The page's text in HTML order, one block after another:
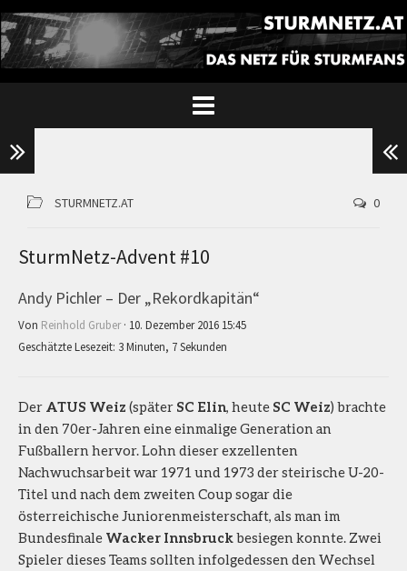
STURMNETZ.AT 0
SturmNetz-Advent #10
Andy Pichler – Der „Rekordkapitän“
Von Reinhold Gruber· 10. Dezember 2016 15:45
Geschätzte Lesezeit: 3 Minuten, 7 Sekunden
Der ATUS Weiz (später SC Elin, heute SC Weiz) brachte
in den 70er-Jahren eine einmalige Generation an
Fußballern hervor. Lohn dieser exzellenten
Nachwuchsarbeit war 1971 und 1973 der steirische U-20-
Titel und nach dem zweiten Coup sogar die
österreichische Juniorenmeisterschaft, als man im
Bundesfinale Wacker Innsbruckbesiegen konnte. Zwei
Spieler dieses Teams sollten infolgedessen den Wechsel